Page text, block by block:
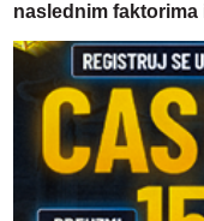
naslednim